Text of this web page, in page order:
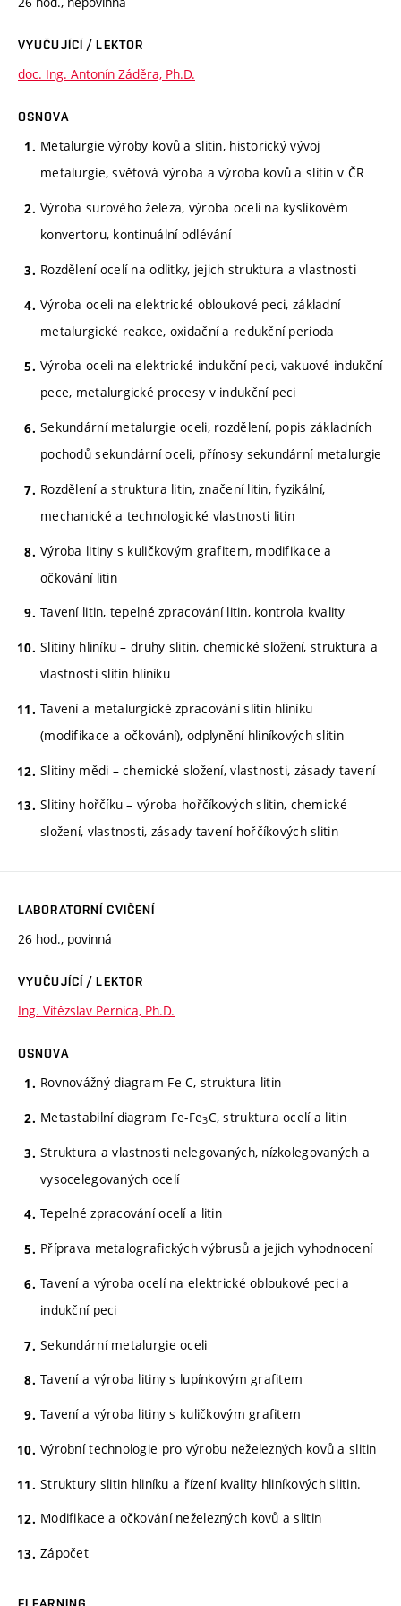
VYUČUJÍCÍ / LEKTOR
doc. Ing. Antonín Záděra, Ph.D.
OSNOVA
Metalurgie výroby kovů a slitin, historický vývoj
metalurgie, světová výroba a výroba kovů a slitin v ČR
Výroba surového železa, výroba oceli na kyslíkovém
konvertoru, kontinuální odlévání
Rozdělení ocelí na odlitky, jejich struktura a vlastnosti
Výroba oceli na elektrické obloukové peci, základní
metalurgické reakce, oxidační a redukční perioda
Výroba oceli na elektrické indukční peci, vakuové indukční
pece, metalurgické procesy v indukční peci
Sekundární metalurgie oceli, rozdělení, popis základních
pochodů sekundární oceli, přínosy sekundární metalurgie
Rozdělení a struktura litin, značení litin, fyzikální,
mechanické a technologické vlastnosti litin
Výroba litiny s kuličkovým grafitem, modifikace a
očkování litin
Tavení litin, tepelné zpracování litin, kontrola kvality
Slitiny hliníku – druhy slitin, chemické složení, struktura a
vlastnosti slitin hliníku
Tavení a metalurgické zpracování slitin hliníku
(modifikace a očkování), odplynění hliníkových slitin
Slitiny mědi – chemické složení, vlastnosti, zásady tavení
Slitiny hořčíku – výroba hořčíkových slitin, chemické
složení, vlastnosti, zásady tavení hořčíkových slitin
LABORATORNÍ CVIČENÍ
26 hod., povinná
VYUČUJÍCÍ / LEKTOR
Ing. Vítězslav Pernica, Ph.D.
OSNOVA
Rovnovážný diagram Fe-C, struktura litin
Metastabilní diagram Fe-Fe3C, struktura ocelí a litin
Struktura a vlastnosti nelegovaných, nízkolegovaných a
vysocelegovaných ocelí
Tepelné zpracování ocelí a litin
Příprava metalografických výbrusů a jejich vyhodnocení
Tavení a výroba ocelí na elektrické obloukové peci a
indukční peci
Sekundární metalurgie oceli
Tavení a výroba litiny s lupínkovým grafitem
Tavení a výroba litiny s kuličkovým grafitem
Výrobní technologie pro výrobu neželezných kovů a slitin
Struktury slitin hliníku a řízení kvality hliníkových slitin.
Modifikace a očkování neželezných kovů a slitin
Zápočet
ELEARNING